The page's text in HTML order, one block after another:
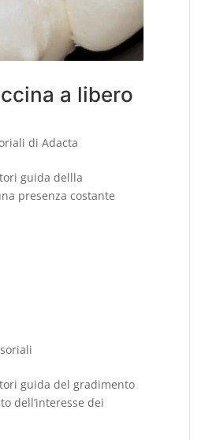
a libero
di Adacta
guida dellla
presenza costante
guida del gradimento
dell’interesse dei